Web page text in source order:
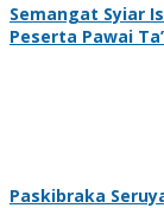
Semangat Syiar
Peserta Pawai
Paskibraka